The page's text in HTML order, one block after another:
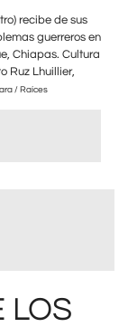
recibe de sus
guerreros en
Chiapas. Cultura
Ruz Lhuillier,
/ Raíces
LOS